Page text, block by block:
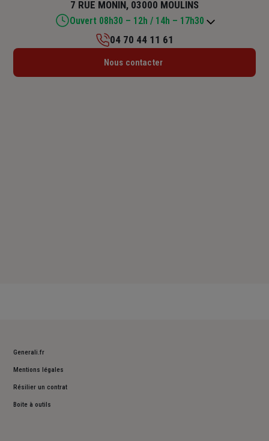
7 RUE MONIN, 03000 MOULINS
Ouvert 08h30 – 12h / 14h – 17h30
Lundi : 08h30 – 12h / 14h – 17h30
04 70 44 11 61
Nous contacter
Generali.fr
Mentions légales
Résilier un contrat
Boite à outils